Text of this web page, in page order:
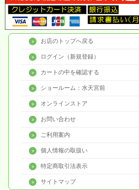
お店のトップへ戻る
ログイン（新規登録）
カートの中を確認する
ショールーム：水天宮前
オンラインストア
お問い合わせ
ご利用案内
個人情報の取扱い
特定商取引法表示
サイトマップ